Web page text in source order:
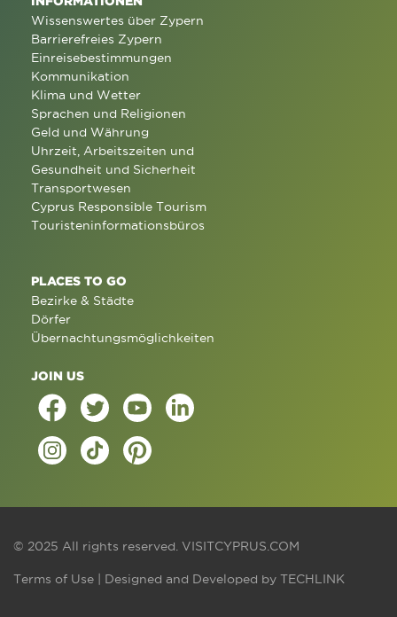
Wissenswertes über Zypern
Barrierefreies Zypern
Einreisebestimmungen
Kommunikation
Klima und Wetter
Sprachen und Religionen
Geld und Währung
Uhrzeit, Arbeitszeiten und
Gesundheit und Sicherheit
Transportwesen
Cyprus Responsible Tourism
Touristeninformationsbüros
PLACES TO GO
Bezirke & Städte
Dörfer
Übernachtungsmöglichkeiten
JOIN US
© 2025 All rights reserved. VISITCYPRUS.COM
Terms of Use | Designed and Developed by TECHLINK